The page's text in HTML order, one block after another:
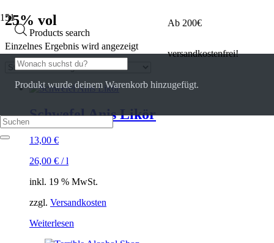
Products search
Ab 200€
versandkostenfrei!
Produkt wurde deinem Warenkorb hinzugefügt.
25% vol
Einzelnes Ergebnis wird angezeigt
Schwefel Anis Likör
13,00 €
26,00 € /l
inkl. 19 % MwSt.
zzgl. Versandkosten
Weiterlesen